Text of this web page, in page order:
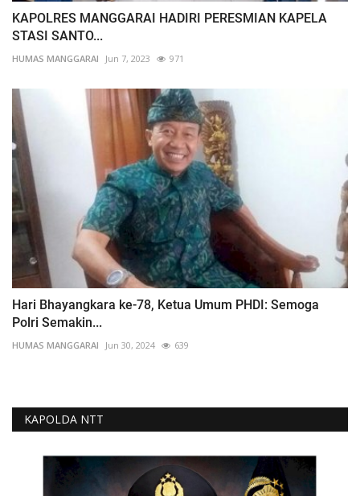
KAPOLRES MANGGARAI HADIRI PERESMIAN KAPELA
STASI SANTO...
HUMAS MANGGARAI Jun 7, 2023 971
Hari Bhayangkara ke-78, Ketua Umum PHDI: Semoga
Polri Semakin...
HUMAS MANGGARAI Jun 30, 2024 639
KAPOLDA NTT